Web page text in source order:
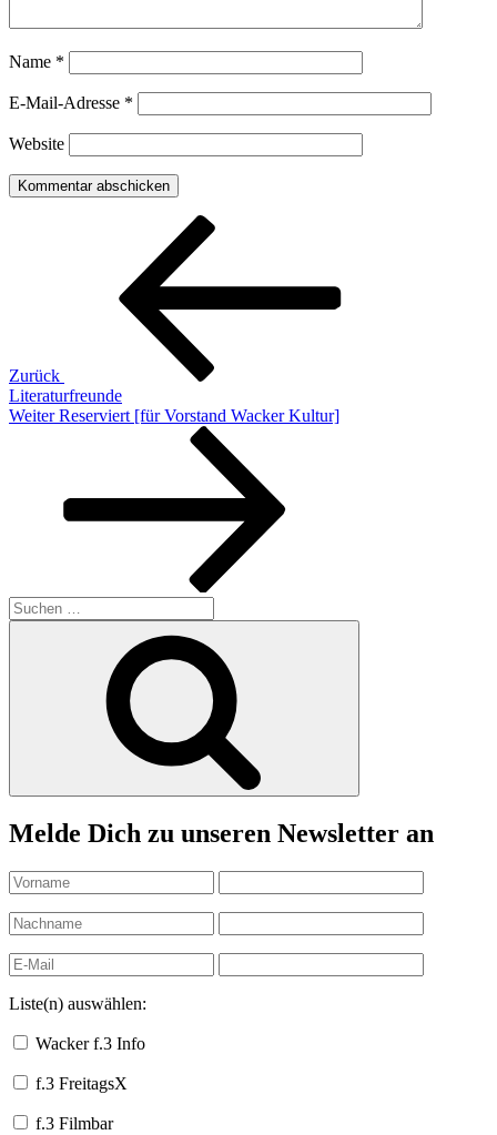
Name *
E-Mail-Adresse *
Website
Beitragsnavigation
Zurück
Literaturfreunde
Nächster
Weiter Reserviert [für Vorstand Wacker Kultur]
Suchen
nach:
Melde Dich zu unseren Newsletter an
Liste(n) auswählen:
Wacker f.3 Info
f.3 FreitagsX
f.3 Filmbar